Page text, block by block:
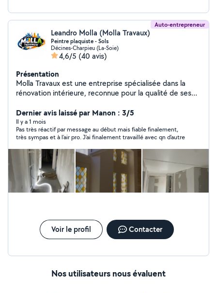
Auto-entrepreneur
Leandro Molla (Molla Travaux)
Peintre plaquiste - Sols
Décines-Charpieu (La-Soie)
4,6/5 (40 avis)
Présentation
Molla Travaux est une entreprise spécialisée dans la
rénovation intérieure, reconnue pour la qualité de ses
réalisons vos travaux de placo, cloisons, doublages, faux
plafonds, isolation thermique et phonique, bandes à
joint, ratissage, enduits, peinture intérieure, pose de
parquet, revêtements de sols et murs, carrelage,
portes, finitions et bien plus encore. En complément de
notre savoir-faire, nous avons développé notre propre
plateforme numérique équipée d'un assistant IA,
permettant d'obtenir une estimation ou un devis
instantané, gratuit et sans engagement, de suivre
vos travaux, de la demande de devis jusqu'à la
réalisation du chantier, Rendez nous visite sur notre
plateforme web pour en savoir plus !
Dernier avis laissé par Manon : 3/5
Il y a 1 mois
Pas très réactif par message au début mais fiable finalement,
très sympas et à l’air pro. J’ai finalement travaillé avec qn d’autre
Voir le profil Contacter
Nos utilisateurs nous évaluent